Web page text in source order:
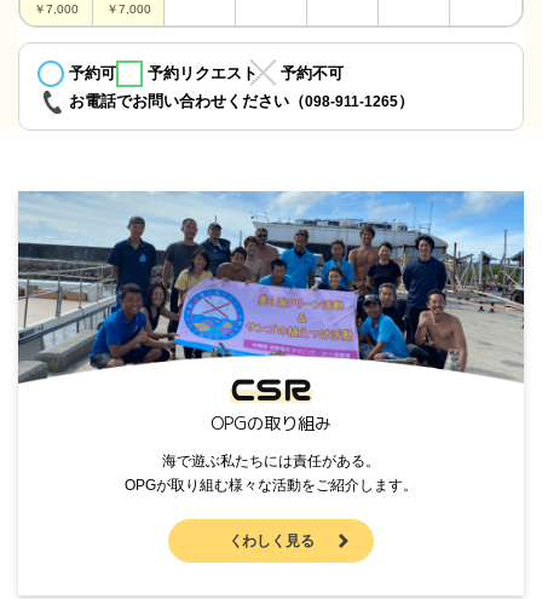
￥7,000 ￥7,000
予約可 予約リクエスト
予約不可
お電話でお問い合わせください（098-911-1265）
CSR
OPGの取り組み
海で遊ぶ私たちには責任がある。
OPGが取り組む様々な活動をご紹介します。
くわしく見る